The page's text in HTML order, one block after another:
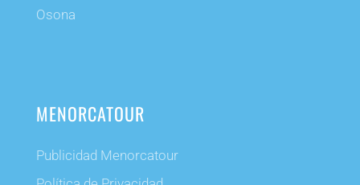
Osona
MENORCATOUR
Publicidad Menorcatour